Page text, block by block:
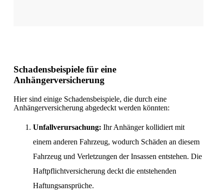
Schadensbeispiele für eine
Anhängerversicherung
Hier sind einige Schadensbeispiele, die durch eine
Anhängerversicherung abgedeckt werden könnten:
Unfallverursachung: Ihr Anhänger kollidiert mit
einem anderen Fahrzeug, wodurch Schäden an diesem
Fahrzeug und Verletzungen der Insassen entstehen. Die
Haftpflichtversicherung deckt die entstehenden
Haftungsansprüche.